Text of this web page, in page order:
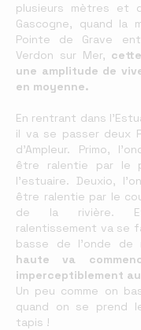
plusieurs mètres et
Gascogne, quand la
Pointe de Grave
Verdon sur Mer,
une amplitude de
en moyenne.
En rentrant dans
il va se passer deux
d’Ampleur. Primo,
être ralentie par le
l’estuaire. Deuxio,
être ralentie par le
de la rivière.
ralentissement va se
basse de l’onde de
haute va
imperceptiblement
Un peu comme on
quand on se prend
tapis !